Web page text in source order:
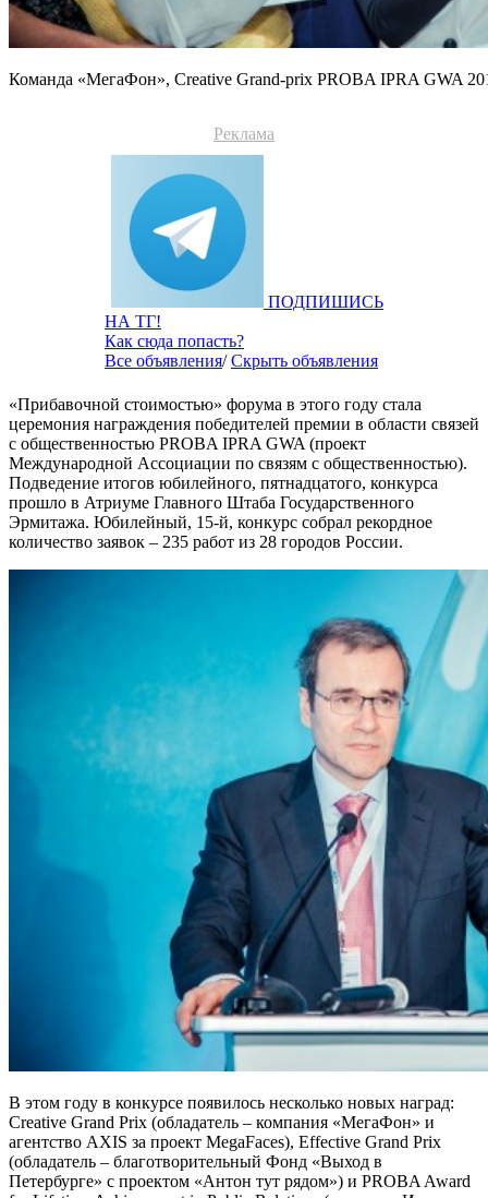
Команда «МегаФон», Creative Grand-prix PROBA IPRA GWA
Реклама
ПОДПИШИСЬ
НА ТГ!
Как сюда попасть?
Все объявления/Скрыть объявления
«Прибавочной стоимостью» форума в этого году стала
церемония награждения победителей премии в области связей
с общественностью PROBA IPRA GWA (проект
Международной Ассоциации по связям с общественностью).
Подведение итогов юбилейного, пятнадцатого, конкурса
прошло в Атриуме Главного Штаба Государственного
Эрмитажа. Юбилейный, 15-й, конкурс собрал рекордное
количество заявок – 235 работ из 28 городов России.
В этом году в конкурсе появилось несколько новых наград:
Creative Grand Prix (обладатель – компания «МегаФон» и
агентство AXIS за проект MegaFaces), Effective Grand Prix
(обладатель – благотворительный Фонд «Выход в
Петербурге» c проектом «Антон тут рядом») и PROBA Award